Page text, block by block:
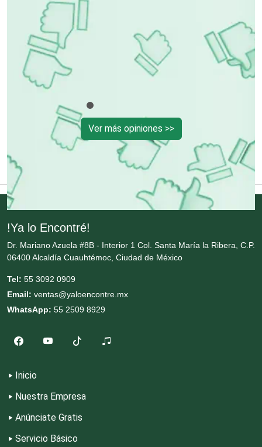
Control de Plagas
Conversiones Automotrices
Copiadoras
Cortinas, Persianas y Alfombras
Cremerías y Salchichonerías
Cristalerías
Cromadoras
Depósitos Dentales
Dermatólogos
Ver más opiniones >>
!Ya lo Encontré!
Dr. Mariano Azuela #8B - Interior 1 Col. Santa María la Ribera, C.P.
06400 Alcaldía Cuauhtémoc, Ciudad de México
Tel: 55 3092 0909
Email: ventas@yaloencontre.mx
WhatsApp: 55 2509 8929
Inicio
Nuestra Empresa
Anúnciate Gratis
Servicio Básico